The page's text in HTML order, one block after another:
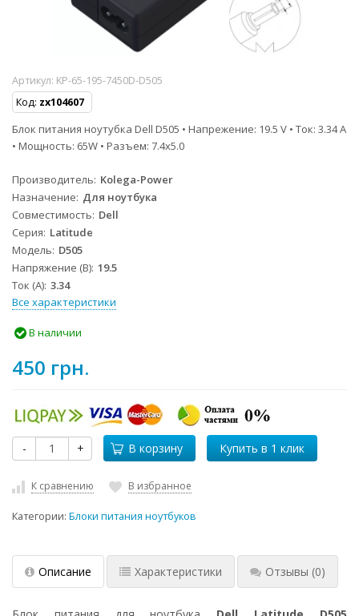
Артикул: KP-65-195-7450D-D505
Код: zx104607
Блок питания ноутубка Dell D505 • Напрежение: 19.5 V • Ток: 3.34 A
• Мощность: 65W • Разъем: 7.4x5.0
Производитель Kolega-Power
Назначение Для ноутбука
Совместимость Dell
Серия Latitude
Модель D505
Напряжение (В) 19.5
Ток (А) 3.34
Все характеристики
В наличии
450 грн.
- + В корзину
К сравнению В избранное
Категории: Блоки питания ноутбуков
Описание Характеристики Отзывы (0)